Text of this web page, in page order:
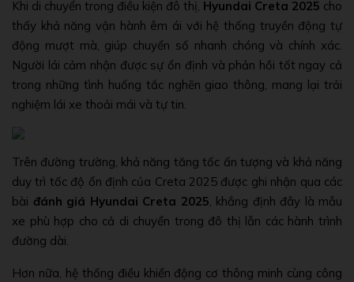
Khi di chuyển trong điều kiện đô thị, Hyundai Creta 2025 cho
thấy khả năng vận hành êm ái với hệ thống truyền động tự
động mượt mà, giúp chuyển số nhanh chóng và chính xác.
Người lái cảm nhận được sự ổn định và phản hồi tốt ngay cả
trong những tình huống tắc nghẽn giao thông, mang lại trải
nghiệm lái xe thoải mái và tự tin.
Trên đường trường, khả năng tăng tốc ấn tượng và khả năng
duy trì tốc độ ổn định của Creta 2025 được ghi nhận qua các
bài đánh giá Hyundai Creta 2025, khẳng định đây là mẫu
xe phù hợp cho cả di chuyển trong đô thị lẫn các hành trình
đường dài.
Hơn nữa, hệ thống điều khiển động cơ thông minh cùng công